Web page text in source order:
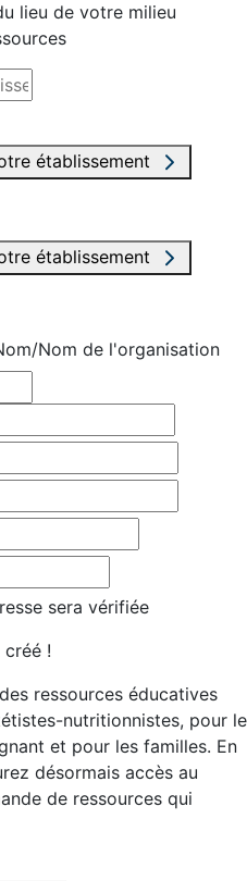
lieu de votre milieu
établissement
établissement
Nom de l'organisation
sera vérifiée
!
ressources éducatives
nutritionnistes, pour le
et pour les familles. En
désormais accès au
de ressources qui